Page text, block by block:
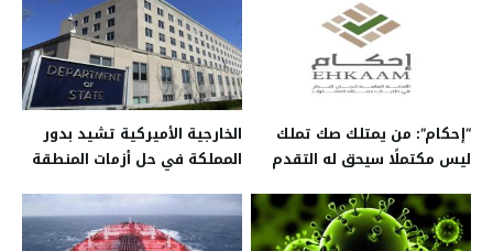
“إحكام”: من يمتلك صك تملك
ليس مكتملًا سيحق له التقدم
الخارجية الأميركية تشيد بدور
المملكة في حل أزمات المنطقة